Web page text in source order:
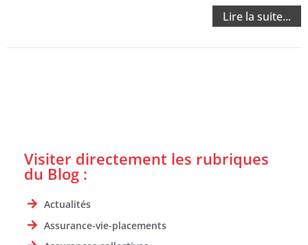
Lire la suite...
Visiter directement les rubriques
du Blog :
Actualités
Assurance-vie-placements